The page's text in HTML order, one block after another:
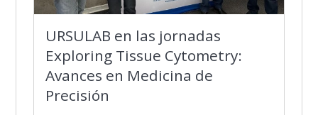
URSULAB en las jornadas
Exploring Tissue Cytometry:
Avances en Medicina de
Precisión